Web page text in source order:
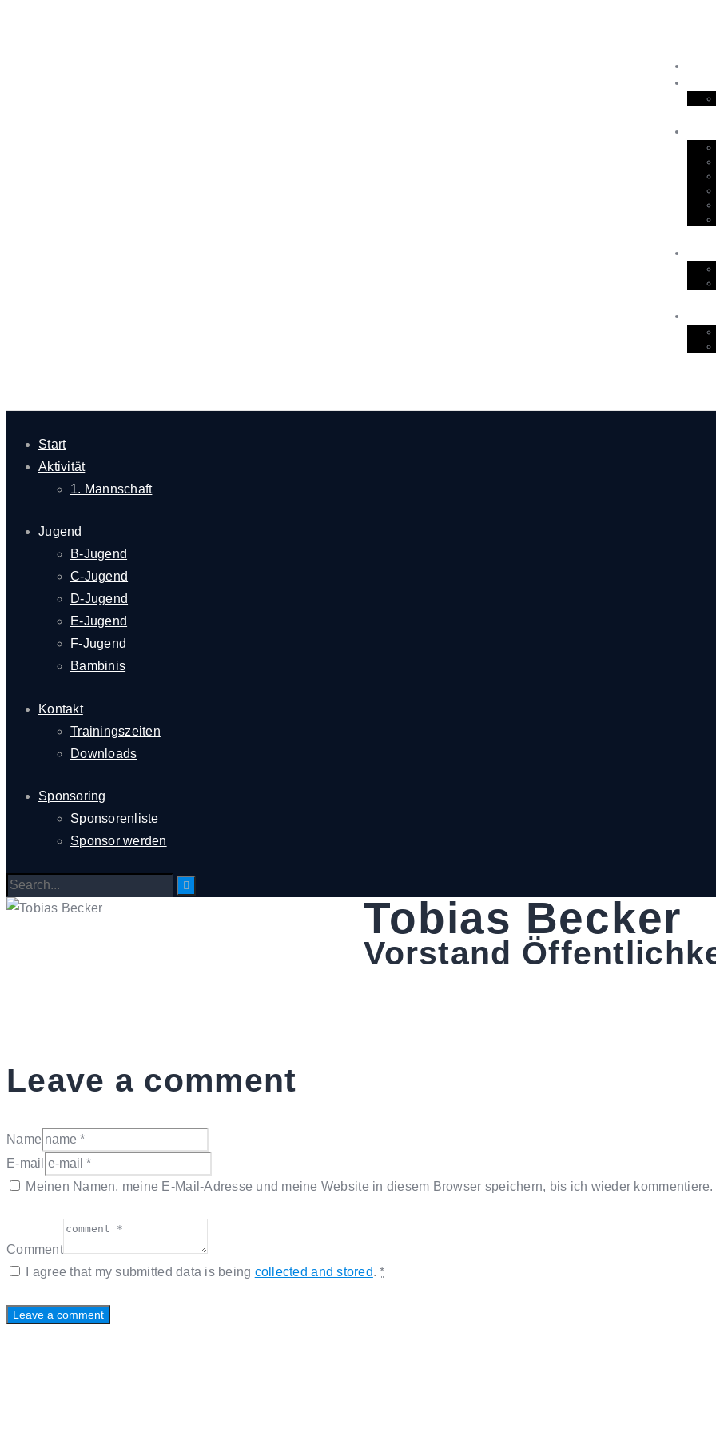
Start
Aktivität
1. Mannschaft
Jugend
B-Jugend
C-Jugend
D-Jugend
E-Jugend
F-Jugend
Bambinis
Kontakt
Trainingszeiten
Downloads
Sponsoring
Sponsorenliste
Sponsor werden
Tobias Becker
Vorstand
Leave a comment
Name
E-mail
Meinen Namen, meine E-Mail-Adresse und meine Website in diesem Browser speichern, bis ich wieder kommentiere.
Comment
I agree that my submitted data is being collected and stored.*